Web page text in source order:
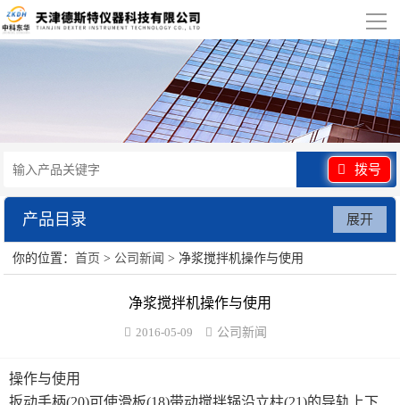
导
航
产品展示
行业应用
视频展示
拨号
产品目录
水泥砂浆类试验仪器
防水卷材类试验仪器
展开
你的位置：首页 > 公司新闻 > 净浆搅拌机操作与使用
净浆搅拌机操作与使用
2016-05-09 公司新闻
操作与使用
扳动手柄(20)可使滑板(18)带动搅拌锅沿立柱(21)的导轨上下